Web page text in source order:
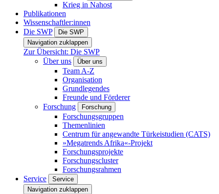
Krieg in Nahost
Publikationen
Wissenschaftler:innen
Die SWP
Die SWP
Navigation zuklappen
Zur Übersicht: Die SWP
Über uns
Über uns
Team A-Z
Organisation
Grundlegendes
Freunde und Förderer
Forschung
Forschung
Forschungsgruppen
Themenlinien
Centrum für angewandte Türkeistudien (CATS)
»Megatrends Afrika«-Projekt
Forschungsprojekte
Forschungscluster
Forschungsrahmen
Service
Service
Navigation zuklappen